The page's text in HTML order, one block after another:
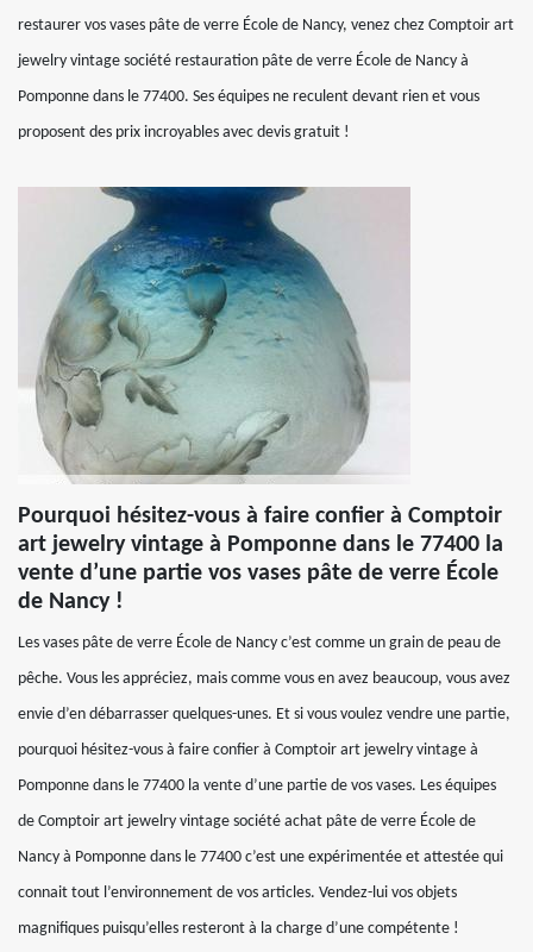
restaurer vos vases pâte de verre École de Nancy, venez chez Comptoir art
jewelry vintage société restauration pâte de verre École de Nancy à
Pomponne dans le 77400. Ses équipes ne reculent devant rien et vous
proposent des prix incroyables avec devis gratuit !
Pourquoi hésitez-vous à faire confier à Comptoir
art jewelry vintage à Pomponne dans le 77400 la
vente d’une partie vos vases pâte de verre École
de Nancy !
Les vases pâte de verre École de Nancy c’est comme un grain de peau de
pêche. Vous les appréciez, mais comme vous en avez beaucoup, vous avez
envie d’en débarrasser quelques-unes. Et si vous voulez vendre une partie,
pourquoi hésitez-vous à faire confier à Comptoir art jewelry vintage à
Pomponne dans le 77400 la vente d’une partie de vos vases. Les équipes
de Comptoir art jewelry vintage société achat pâte de verre École de
Nancy à Pomponne dans le 77400 c’est une expérimentée et attestée qui
connait tout l’environnement de vos articles. Vendez-lui vos objets
magnifiques puisqu’elles resteront à la charge d’une compétente !